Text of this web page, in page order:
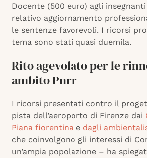
Docente (500 euro) agli
relativo aggiornamento
le sentenze favorevoli. I ricorsi
tema sono stati quasi duemila.
Rito agevolato per le
ambito Pnrr
I ricorsi presentati contro il
pista dell’aeroporto di Firenze dai
Piana fiorentina e dagli
che coinvolgono gli interessi di
un’ampia popolazione – ha